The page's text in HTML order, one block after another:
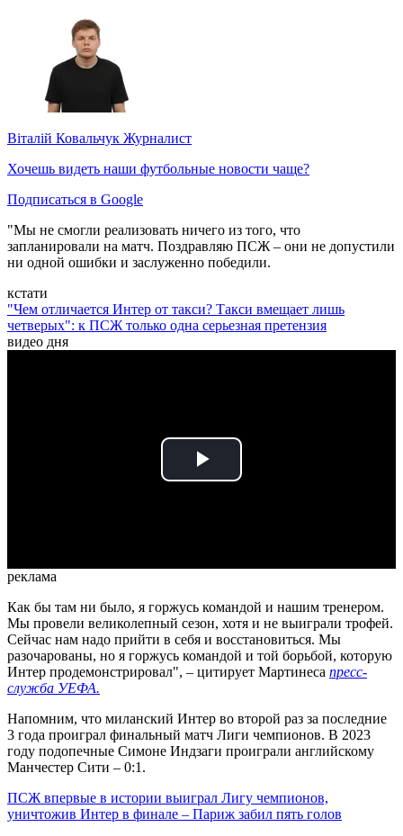
Віталій Ковальчук Журналист
Хочешь видеть наши футбольные новости чаще?
Подписаться в Google
"Мы не смогли реализовать ничего из того, что
запланировали на матч. Поздравляю ПСЖ – они не допустили
ни одной ошибки и заслуженно победили.
кстати
"Чем отличается Интер от такси? Такси вмещает лишь
четверых": к ПСЖ только одна серьезная претензия
видео дня
Play
реклама
Как бы там ни было, я горжусь командой и нашим тренером.
Мы провели великолепный сезон, хотя и не выиграли трофей.
Сейчас нам надо прийти в себя и восстановиться. Мы
разочарованы, но я горжусь командой и той борьбой, которую
Интер продемонстрировал", – цитирует Мартинеса пресс-
служба УЕФА.
Напомним, что миланский Интер во второй раз за последние
3 года проиграл финальный матч Лиги чемпионов. В 2023
году подопечные Симоне Индзаги проиграли английскому
Манчестер Сити – 0:1.
ПСЖ впервые в истории выиграл Лигу чемпионов,
уничтожив Интер в финале – Париж забил пять голов